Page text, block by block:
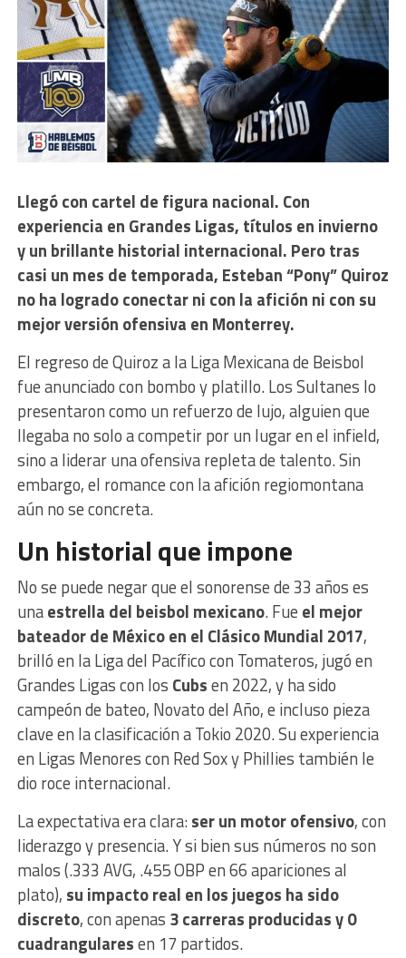
Llegó con cartel de figura nacional. Con
experiencia en Grandes Ligas, títulos en invierno
y un brillante historial internacional. Pero tras
casi un mes de temporada, Esteban “Pony” Quiroz
no ha logrado conectar ni con la afición ni con su
mejor versión ofensiva en Monterrey.
El regreso de Quiroz a la Liga Mexicana de Beisbol
fue anunciado con bombo y platillo. Los Sultanes lo
presentaron como un refuerzo de lujo, alguien que
llegaba no solo a competir por un lugar en el infield,
sino a liderar una ofensiva repleta de talento. Sin
embargo, el romance con la afición regiomontana
aún no se concreta.
Un historial que impone
No se puede negar que el sonorense de 33 años es
unaestrella del beisbol mexicano. Fue el mejor
bateador de México en el Clásico Mundial 2017,
brilló en la Liga del Pacífico con Tomateros, jugó en
Grandes Ligas con los Cubsen 2022, y ha sido
campeón de bateo, Novato del Año, e incluso pieza
clave en la clasificación a Tokio 2020. Su experiencia
en Ligas Menores con Red Sox y Phillies también le
dio roce internacional.
La expectativa era clara:ser un motor ofensivo, con
liderazgo y presencia. Y si bien sus números no son
malos (.333 AVG, .455 OBP en 66 apariciones al
plato), su impacto real en los juegos ha sido
discreto, con apenas 3 carreras producidas y 0
cuadrangularesen 17 partidos.